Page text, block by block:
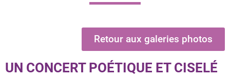
Retour aux galeries photos
UN CONCERT POÉTIQUE ET CISELÉ